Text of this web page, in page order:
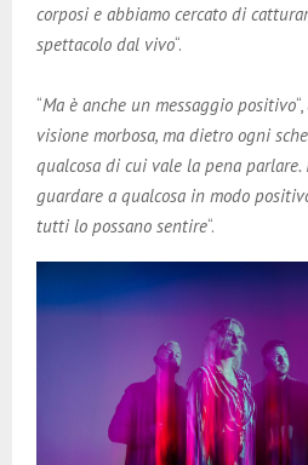
corposi e abbiamo cercato di
spettacolo dal vivo“.
“Ma è anche un messaggio positivo
visione morbosa, ma dietro ogni
qualcosa di cui vale la pena
guardare a qualcosa in modo
tutti lo possano sentire“.